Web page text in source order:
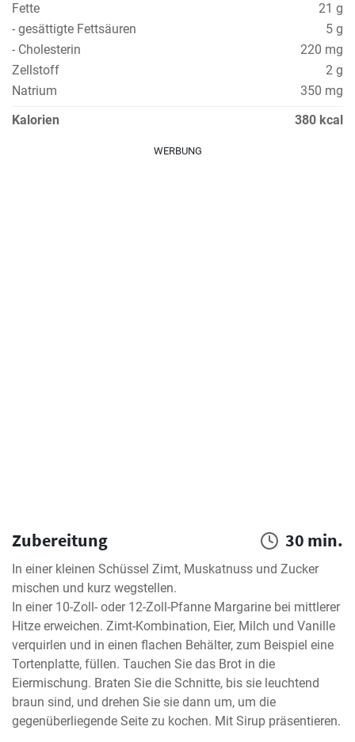
Fette
21 g
- gesättigte Fettsäuren
5 g
- Cholesterin
220 mg
Zellstoff
2 g
Natrium
350 mg
Kalorien
380 kcal
WERBUNG
Zubereitung 30 min.
In einer kleinen Schüssel Zimt, Muskatnuss und Zucker
mischen und kurz wegstellen.
In einer 10-Zoll- oder 12-Zoll-Pfanne Margarine bei mittlerer
Hitze erweichen. Zimt-Kombination, Eier, Milch und Vanille
verquirlen und in einen flachen Behälter, zum Beispiel eine
Tortenplatte, füllen. Tauchen Sie das Brot in die
Eiermischung. Braten Sie die Schnitte, bis sie leuchtend
braun sind, und drehen Sie sie dann um, um die
gegenüberliegende Seite zu kochen. Mit Sirup präsentieren.